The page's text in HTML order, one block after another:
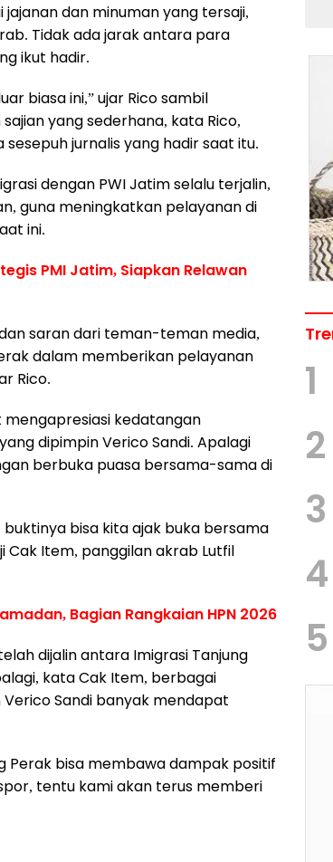
dan minuman yang tersaji,
Tidak ada jarak antara para
ikut hadir.
biasa ini,” ujar Rico sambil
yang sederhana, kata Rico,
jurnalis yang hadir saat itu.
dengan PWI Jatim selalu terjalin,
guna meningkatkan pelayanan di
ini.
PMI Jatim, Siapkan Relawan
saran dari teman-teman media,
dalam memberikan pelayanan
Rico.
mengapresiasi kedatangan
dipimpin Verico Sandi. Apalagi
berbuka puasa bersama-sama di
bisa kita ajak buka bersama
Cak Item, panggilan akrab Lutfil
Bagian Rangkaian HPN 2026
dijalin antara Imigrasi Tanjung
kata Cak Item, berbagai
Sandi banyak mendapat
Perak bisa membawa dampak positif
tentu kami akan terus memberi
1
2
3
4
5